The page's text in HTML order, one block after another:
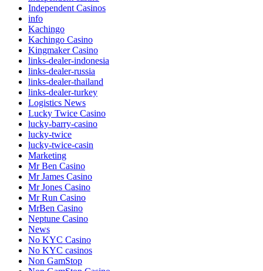
Independent Casinos
info
Kachingo
Kachingo Casino
Kingmaker Casino
links-dealer-indonesia
links-dealer-russia
links-dealer-thailand
links-dealer-turkey
Logistics News
Lucky Twice Casino
lucky-barry-casino
lucky-twice
lucky-twice-casin
Marketing
Mr Ben Casino
Mr James Casino
Mr Jones Casino
Mr Run Casino
MrBen Casino
Neptune Casino
News
No KYC Casino
No KYC casinos
Non GamStop